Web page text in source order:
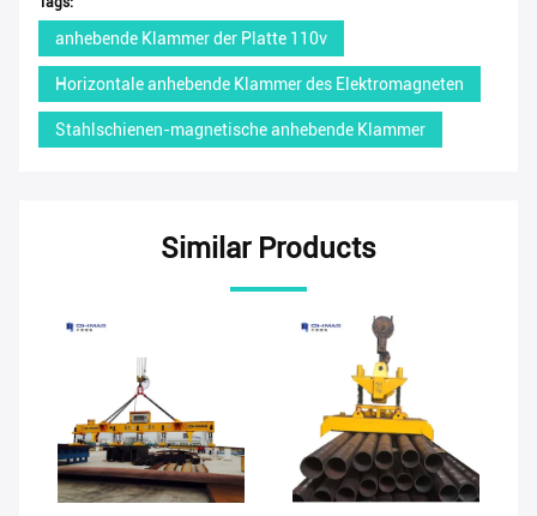
anhebende Klammer der Platte 110v
Horizontale anhebende Klammer des Elektromagneten
Stahlschienen-magnetische anhebende Klammer
Similar Products